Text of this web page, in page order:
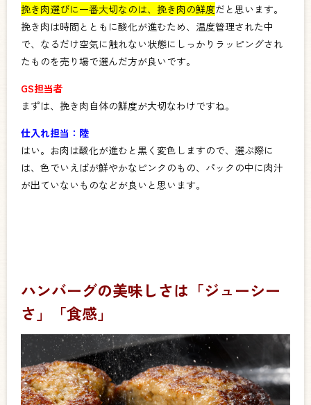
挽き肉選びに一番大切なのは、挽き肉の鮮度だと思います。
挽き肉は時間とともに酸化が進むため、温度管理された中
で、なるだけ空気に触れない状態にしっかりラッピングされ
たものを売り場で選んだ方が良いです。
GS担当者
まずは、挽き肉自体の鮮度が大切なわけですね。
仕入れ担当：陸
はい。お肉は酸化が進むと黒く変色しますので、選ぶ際に
は、色でいえばが鮮やかなピンクのもの、パックの中に肉汁
が出ていないものなどが良いと思います。
ハンバーグの美味しさは「ジューシー
さ」「食感」